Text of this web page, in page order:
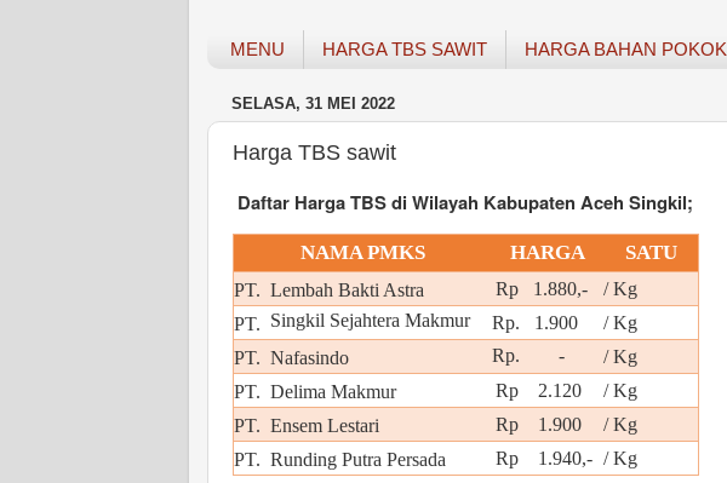
MENU HARGA TBS SAWIT HARGA BAHAN POKOK
SELASA, 31 MEI 2022
Harga TBS sawit
Daftar Harga TBS di Wilayah Kabupaten Aceh Singkil;
NAMA PMKS HARGA SATU
PT. Lembah Bakti Astra Rp 1.880,-
/ Kg
PT. Singkil Sejahtera Makmur Rp. 1.900 / Kg
PT. Nafasindo Rp. - / Kg
PT. Delima Makmur Rp 2.120
/ Kg
PT. Ensem Lestari Rp 1.900
/ Kg
PT. Runding Putra Persada Rp 1.940,- / Kg